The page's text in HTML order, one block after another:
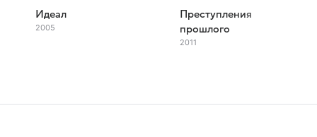
Идеал
2005
Преступления
прошлого
2011